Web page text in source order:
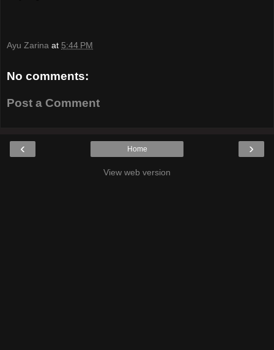
Ayu Zarina at 5:44 PM
No comments:
Post a Comment
‹ ›
Home
View web version